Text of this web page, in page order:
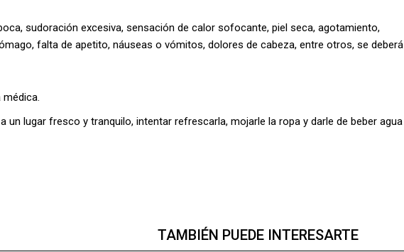
sudoración excesiva, sensación de calor sofocante, piel seca, agotamiento,
falta de apetito, náuseas o vómitos, dolores de cabeza, entre otros, se deberá
un lugar fresco y tranquilo, intentar refrescarla, mojarle la ropa y darle de beber agua
TAMBIÉN PUEDE INTERESARTE